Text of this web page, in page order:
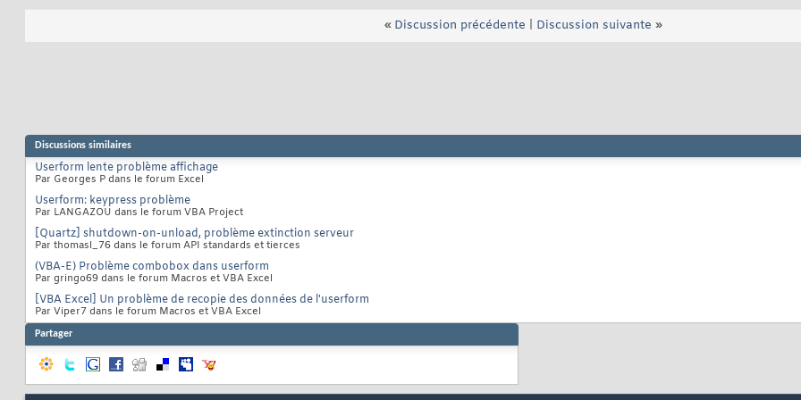
« Discussion précédente Discussion suivante »
Discussions similaires
Userform lente problème affichage
Par Georges P dans le forum Excel
Userform: keypress problème
Par LANGAZOU dans le forum VBA Project
[Quartz] shutdown-on-unload, problème extinction serveur
Par thomasl_76 dans le forum API standards et tierces
(VBA-E) Problème combobox dans userform
Par gringo69 dans le forum Macros et VBA Excel
[VBA Excel] Un problème de recopie des données de l'userform
Par Viper7 dans le forum Macros et VBA Excel
Partager